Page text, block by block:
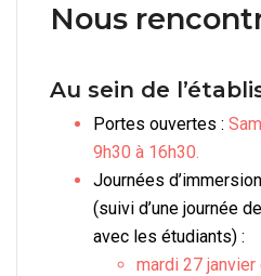
Nous
Au sein de
Portes ouvertes :
9h30 à 16h30.
Journées
(suivi d’une journée
avec les étudiants) :
mardi 27 janvier